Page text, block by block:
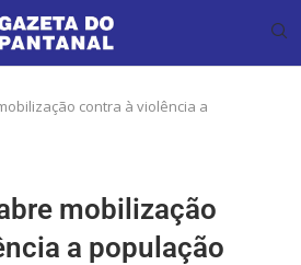
contra à violência a
mobilização
a população